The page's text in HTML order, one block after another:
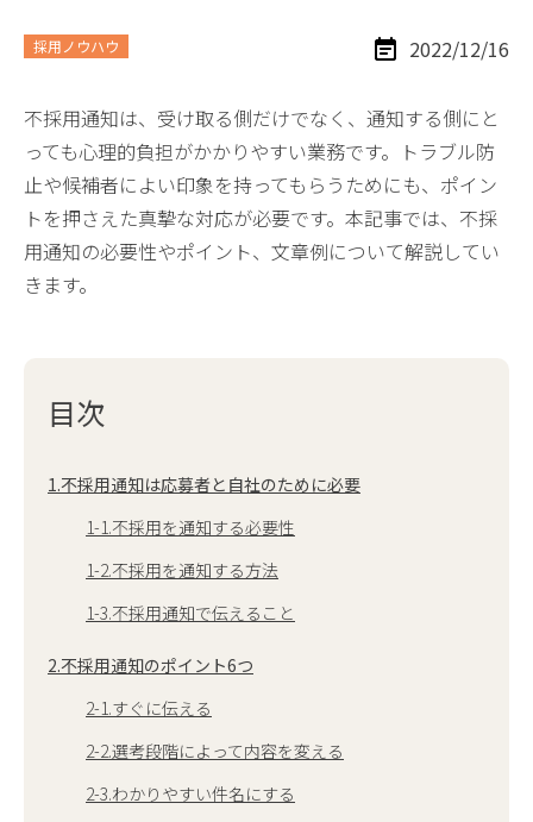
採用ノウハウ 2022/12/16
不採用通知は、受け取る側だけでなく、通知する側にと
っても心理的負担がかかりやすい業務です。トラブル防
止や候補者によい印象を持ってもらうためにも、ポイン
トを押さえた真摯な対応が必要です。本記事では、不採
用通知の必要性やポイント、文章例について解説してい
きます。
目次
1.不採用通知は応募者と自社のために必要
1-1.不採用を通知する必要性
1-2.不採用を通知する方法
1-3.不採用通知で伝えること
2.不採用通知のポイント6つ
2-1.すぐに伝える
2-2.選考段階によって内容を変える
2-3.わかりやすい件名にする